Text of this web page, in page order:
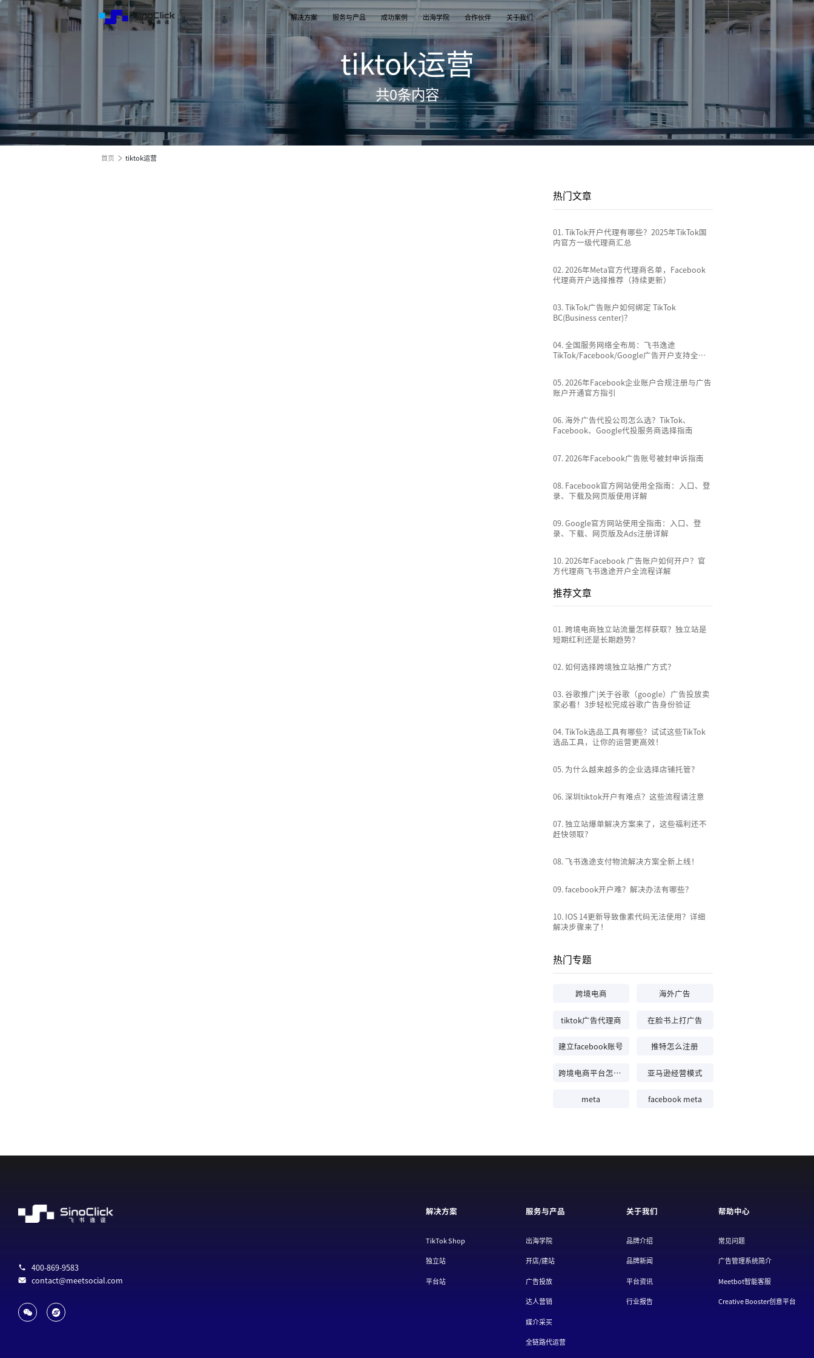
解决方案 服务与产品 成功案例 出海学院 合作伙伴 关于我们
跨境电商全渠道效果营销
TikTok Shop
从商店创建，到策划广告投放和达人营销利用创
意和达人实现TikTok爆炸性增长
独立站
用个性化独立站高效承接兴趣流量跑通从拉新到
复购的私域增长飞轮
通过关键词策略、平台广告优化和流量加权撬动
跨境电商全渠道效果营销
出海培训
TikTok Shop课程 | 独立站课程 | 亚马逊课程
开店/建站
TikTok Shop开店 | Shopify建站 | 亚马逊开店 1v1投放顾问 | AI智能投放 | 海外广告代投
达人营销 媒介采买 全链路代运营
跨境电商全渠道效果营销
品牌介绍
飞书逸途，成长型跨境电商运营解决方案
品牌新闻
公司及品牌最新业务发展动态 跨境电商行业热点新闻消息
行业报告
tiktok运营
共0条内容
首页 tiktok运营
热门文章
01.TikTok开户代理有哪些？2025年TikTok国
内官方一级代理商汇总
02.2026年Meta官方代理商名单，Facebook
代理商开户选择推荐（持续更新）
03.TikTok广告账户如何绑定 TikTok
BC(Business center)？
04.全国服务网络全布局：飞书逸途
TikTok/Facebook/Google广告开户支持全国
05.2026年Facebook企业账户合规注册与广告
账户开通官方指引
06.海外广告代投公司怎么选？TikTok、
Facebook、Google代投服务商选择指南
07.2026年Facebook广告账号被封申诉指南
08. Facebook官方网站使用全指南：入口、登
录、下载及网页版使用详解
09.Google官方网站使用全指南：入口、登
录、下载、网页版及Ads注册详解
10.2026年Facebook 广告账户如何开户？官
方代理商飞书逸途开户全流程详解
推荐文章
01. 跨境电商独立站流量怎样获取？独立站是
短期红利还是长期趋势？
02.如何选择跨境独立站推广方式？
03.谷歌推广|关于谷歌（google）广告投放卖
家必看！3步轻松完成谷歌广告身份验证
04.TikTok选品工具有哪些？试试这些TikTok
选品工具，让你的运营更高效！
05. 为什么越来越多的企业选择店铺托管？
06.深圳tiktok开户有难点？这些流程请注意
07.独立站爆单解决方案来了，这些福利还不
赶快领取？
08.飞书逸途支付物流解决方案全新上线！
09.facebook开户难？解决办法有哪些？
10. IOS 14更新导致像素代码无法使用？详细
解决步骤来了！
热门专题
跨境电商 海外广告
tiktok广告代理商 在脸书上打广告
建立facebook账号 推特怎么注册
跨境电商平台怎么做 亚马逊经营模式
meta facebook meta
400-869-9583
contact@meetsocial.com
帮助中心
常见问题
广告管理系统简介
Meetbot智能客服
Creative Booster创意平台
关于我们
品牌介绍
品牌新闻
平台资讯
行业报告
服务与产品
出海学院
开店/建站
广告投放
达人营销
媒介采买
全链路代运营
解决方案
TikTok Shop
独立站
平台站